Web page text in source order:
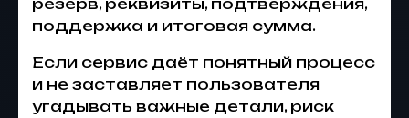
резерв, реквизиты, подтверждения,
поддержка и итоговая сумма.
Если сервис даёт понятный процесс
и не заставляет пользователя
угадывать важные детали, риск